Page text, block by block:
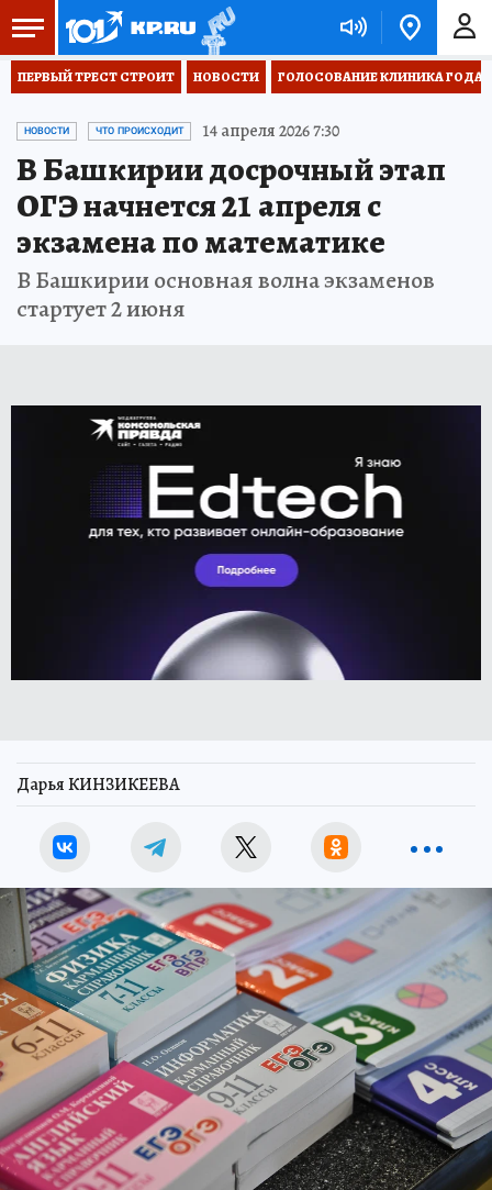
ПЕРВЫЙ ТРЕСТ СТРОИТ НОВОСТИ ГОЛОСОВАНИЕ КЛИНИКА ГОДА
НОВОСТИ ЧТО ПРОИСХОДИТ 14 апреля 2026 7:30
В Башкирии досрочный этап
ОГЭ начнется 21 апреля с
экзамена по математике
В Башкирии основная волна экзаменов
стартует 2 июня
Дарья КИНЗИКЕЕВА